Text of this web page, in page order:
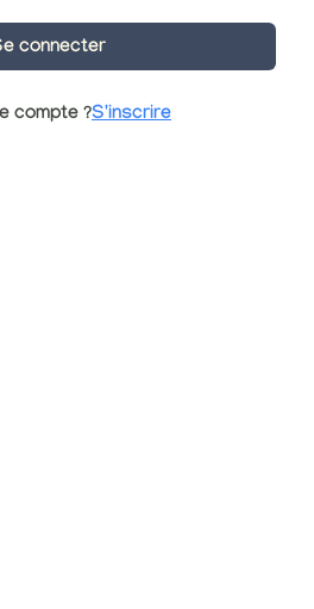
connecter
compte ?S'inscrire